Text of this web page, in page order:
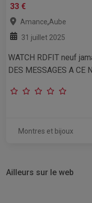
33 €
Amance,Aube
31 juillet 2025
WATCH RDFIT neuf
DES MESSAGES A CE
Montres et bijoux
Ailleurs sur le web